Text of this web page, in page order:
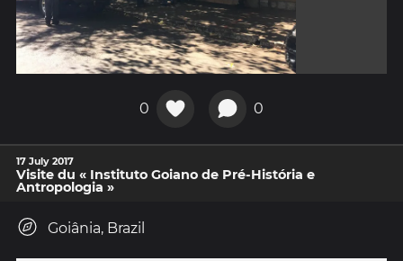
0 0
17 July 2017
Visite du « Instituto Goiano de Pré-História e
Antropologia »
Goiânia, Brazil